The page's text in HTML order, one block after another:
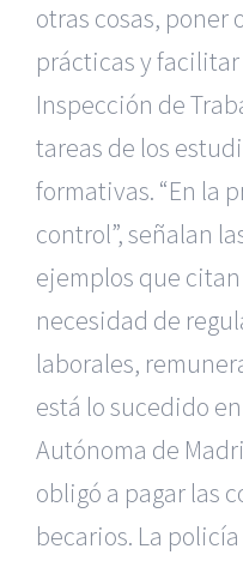
otras cosas, poner
prácticas y
Inspección de
tareas de los
formativas. “En la
control”, señalan
ejemplos que
necesidad de
laborales,
está lo sucedido
Autónoma de
obligó a pagar las
becarios. La